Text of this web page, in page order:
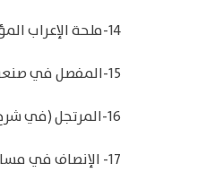
14-ملحة الإعراب المؤلف: القاسم بن علي بن محمد بن عثمان، أبو محمد الحريري البصري (ت ٥١٦هـ)
15-المفصل في صنعة الإعراب المؤلف: أبو القاسم محمود بن عمرو بن أحمد، الزمخشري جار الله (ت ٥٣٨هـ)
16-المرتجل (في شرح الجمل) المؤلف: أبو محمد عبد الله بن أحمد بن أحمد بن أحمد ابن الخشاب (٤٩٢ - ٥٦٧ هـ)
17- الإنصاف في مسائل الخلاف بين النحويين: البصريين والكوفيين المؤلف: عبد الرحمن بن محمد بن عبيد الله الأنصاري، أبو البركات، كمال الدين الأنباري (ت ٥٧٧هـ)